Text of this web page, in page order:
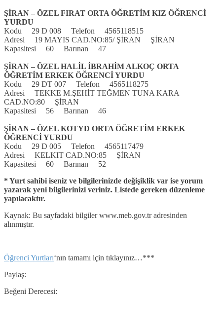
ŞİRAN – ÖZEL FIRAT ORTA ÖĞRETİM KIZ ÖĞRENCİ
YURDU
Kodu 29 D 008 Telefon 4565118515
Adresi 19 MAYIS CAD.NO:85/ ŞİRAN ŞİRAN
Kapasitesi 60 Barınan 47
ŞİRAN – ÖZEL HALİL İBRAHİM ALKOÇ ORTA
ÖĞRETİM ERKEK ÖĞRENCİ YURDU
Kodu 29 DT 007 Telefon 4565118275
Adresi TEKKE M.ŞEHİT TEĞMEN TUNA KARA
CAD.NO:80 ŞİRAN
Kapasitesi 56 Barınan 46
ŞİRAN – ÖZEL KOTYD ORTA ÖĞRETİM ERKEK
ÖĞRENCİ YURDU
Kodu 29 D 005 Telefon 4565117479
Adresi KELKIT CAD.NO:85 ŞİRAN
Kapasitesi 60 Barınan 52
* Yurt sahibi iseniz ve bilgilerinizde değişiklik var ise yorum
yazarak yeni bilgilerinizi veriniz. Listede gereken düzenleme
yapılacaktır.
Kaynak: Bu sayfadaki bilgiler www.meb.gov.tr adresinden
alınmıştır.
Öğrenci Yurtları‘nın tamamı için tıklayınız…***
Paylaş:
Beğeni Derecesi: